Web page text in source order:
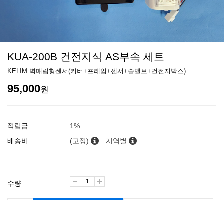
KUA-200B 건전지식 AS부속 세트
KELIM 벽매립형센서(커버+프레임+센서+솔밸브+건전지박스)
95,000원
적립금
1%
배송비
(고정) 지역별
수량